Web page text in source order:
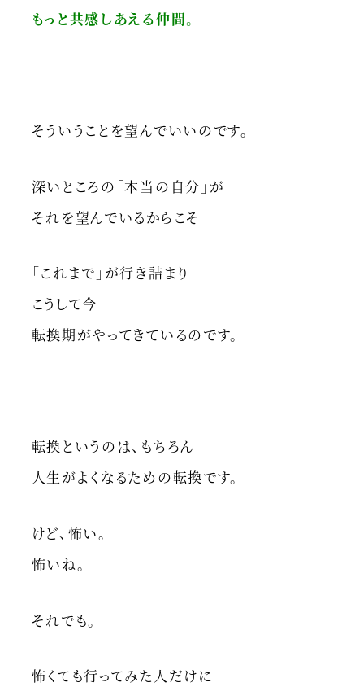
もっと共感しあえる仲間。
そういうことを望んでいいのです。
深いところの「本当の自分」が
それを望んでいるからこそ
「これまで」が行き詰まり
こうして今
転換期がやってきているのです。
転換というのは、もちろん
人生がよくなるための転換です。
けど、怖い。
怖いね。
それでも。
怖くても行ってみた人だけに